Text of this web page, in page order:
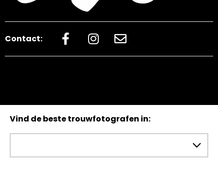
Contact:
Vind de beste trouwfotografen in: